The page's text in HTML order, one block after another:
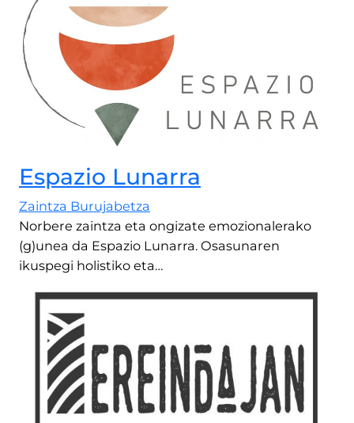
Espazio Lunarra
Zaintza Burujabetza
Norbere zaintza eta ongizate emozionalerako
(g)unea da Espazio Lunarra. Osasunaren
ikuspegi holistiko eta…